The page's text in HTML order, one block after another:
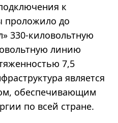
к
проложило до
330-киловольтную
линию
7,5
является
обеспечивающим
по всей стране.